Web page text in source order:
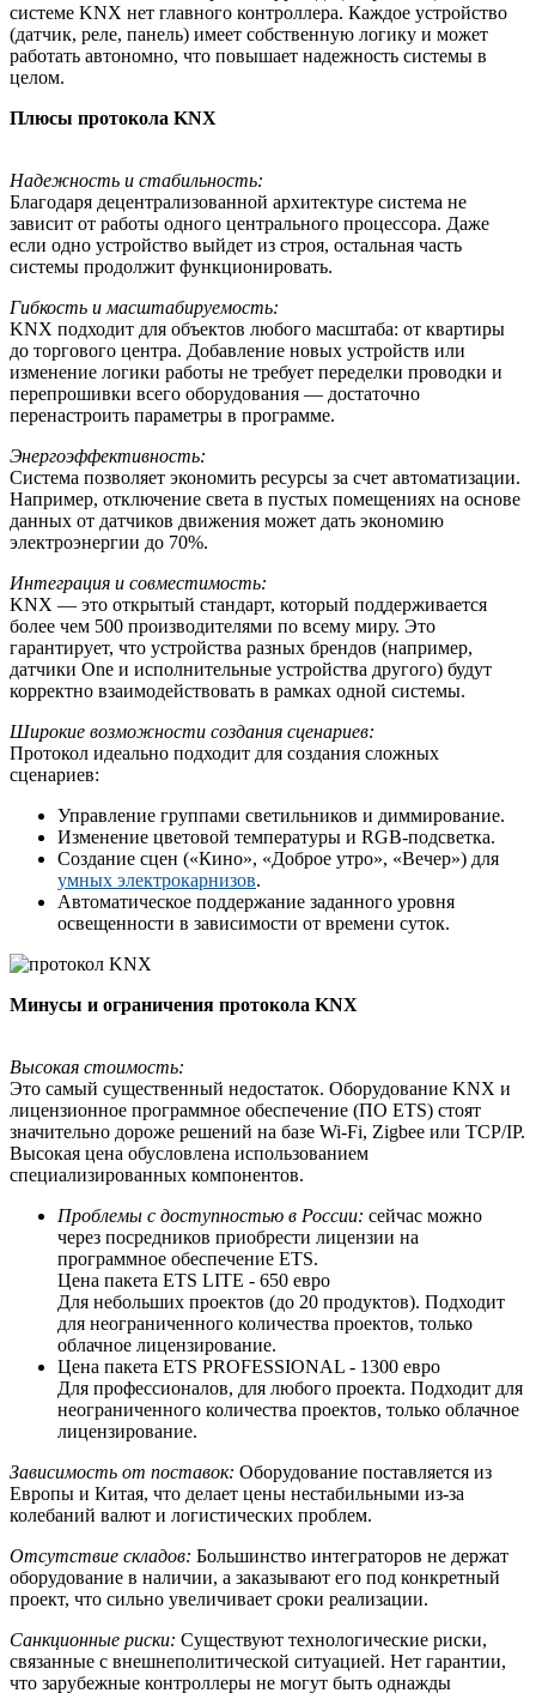
системе KNX нет главного контроллера. Каждое устройство
(датчик, реле, панель) имеет собственную логику и может
работать автономно, что повышает надежность системы в
целом.
Плюсы протокола KNX
Надежность и стабильность:
Благодаря децентрализованной архитектуре система не
зависит от работы одного центрального процессора. Даже
если одно устройство выйдет из строя, остальная часть
системы продолжит функционировать.
Гибкость и масштабируемость:
KNX подходит для объектов любого масштаба: от квартиры
до торгового центра. Добавление новых устройств или
изменение логики работы не требует переделки проводки и
перепрошивки всего оборудования — достаточно
перенастроить параметры в программе.
Энергоэффективность:
Система позволяет экономить ресурсы за счет автоматизации.
Например, отключение света в пустых помещениях на основе
данных от датчиков движения может дать экономию
электроэнергии до 70%.
Интеграция и совместимость:
KNX — это открытый стандарт, который поддерживается
более чем 500 производителями по всему миру. Это
гарантирует, что устройства разных брендов (например,
датчики One и исполнительные устройства другого) будут
корректно взаимодействовать в рамках одной системы.
Широкие возможности создания сценариев:
Протокол идеально подходит для создания сложных
сценариев:
Управление группами светильников и диммирование.
Изменение цветовой температуры и RGB-подсветка.
Создание сцен («Кино», «Доброе утро», «Вечер») для
умных электрокарнизов.
Автоматическое поддержание заданного уровня
освещенности в зависимости от времени суток.
Минусы и ограничения протокола KNX
Высокая стоимость:
Это самый существенный недостаток. Оборудование KNX и
лицензионное программное обеспечение (ПО ETS) стоят
значительно дороже решений на базе Wi-Fi, Zigbee или TCP/IP.
Высокая цена обусловлена использованием
специализированных компонентов.
Проблемы с доступностью в России: сейчас можно
через посредников приобрести лицензии на
программное обеспечение ETS.
Цена пакета ETS LITE - 650 евро
Для небольших проектов (до 20 продуктов). Подходит
для неограниченного количества проектов, только
облачное лицензирование.
Цена пакета ETS PROFESSIONAL - 1300 евро
Для профессионалов, для любого проекта. Подходит для
неограниченного количества проектов, только облачное
лицензирование.
Зависимость от поставок: Оборудование поставляется из
Европы и Китая, что делает цены нестабильными из-за
колебаний валют и логистических проблем.
Отсутствие складов: Большинство интеграторов не держат
оборудование в наличии, а заказывают его под конкретный
проект, что сильно увеличивает сроки реализации.
Санкционные риски: Существуют технологические риски,
связанные с внешнеполитической ситуацией. Нет гарантии,
что зарубежные контроллеры не могут быть однажды